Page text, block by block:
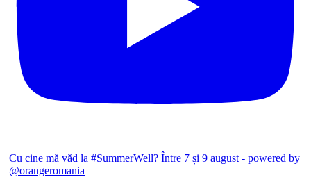
Cu cine mă văd la #SummerWell? Între 7 și 9 august - powered by
@orangeromania